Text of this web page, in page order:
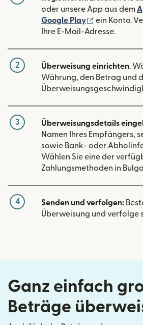
oder unsere App aus dem
Google Play
(wird in
ein Konto.
Ihre E-Mail-Adresse.
2 Überweisung einrichten.
Währung, den Betrag und
3 Überweisungsdetails
Namen Ihres Empfängers,
sowie Bank- oder
Wählen Sie eine der
Zahlungsmethoden in
4 Senden und verfolgen:
Überweisung und verfolge
Ganz einfach
Beträge